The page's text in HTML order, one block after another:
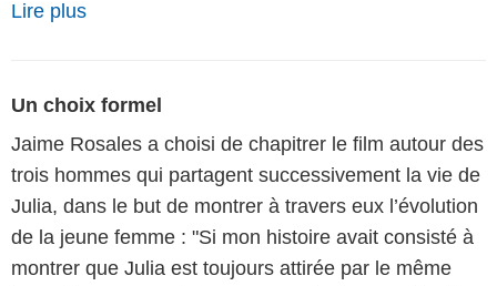
Lire plus
Un choix formel
Jaime Rosales a choisi de chapitrer le film autour des
trois hommes qui partagent successivement la vie de
Julia, dans le but de montrer à travers eux l’évolution
de la jeune femme : "Si mon histoire avait consisté à
montrer que Julia est toujours attirée par le même